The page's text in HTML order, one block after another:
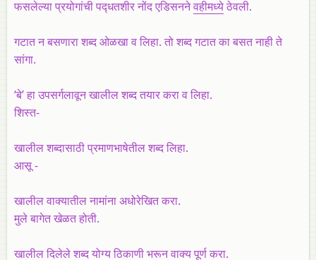
फसलेल्या प्रयोगांची पद्‍धतशीर नोंद एडिसननेवहीमध्येठेवली.
गटात न बसणारा शब्द ओळखा व लिहा. तो शब्द गटात का बसत नाही ते
सांगा.
‘बे’ हा उपसर्गलावून खालील शब्द तयार करा व लिहा.
शिस्त-
खालील शब्दासाठी प्रमाणभाषेतील शब्द लिहा.
आसू -
खालील वाक्यातील नामांना अधोरेखित करा.
मुले बागेत खेळत होती.
खालील दिलेले शब्द योग्य ठिकाणी भरून वाक्य पूर्ण करा.